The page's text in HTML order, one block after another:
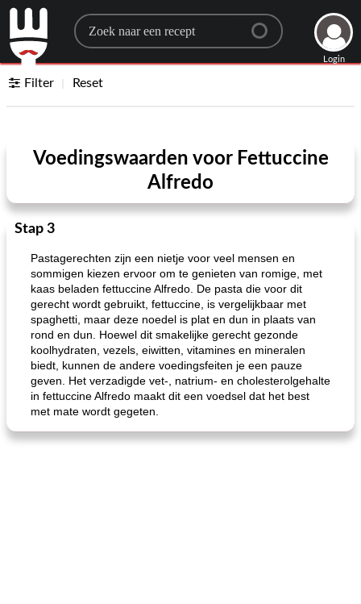
Search for a recipe
Login
Filter Reset
Voedingswaarden voor Fettuccine
Alfredo
Stap 3
Pastagerechten zijn een nietje voor veel mensen en
sommigen kiezen ervoor om te genieten van romige, met
kaas beladen fettuccine Alfredo. De pasta die voor dit
gerecht wordt gebruikt, fettuccine, is vergelijkbaar met
spaghetti, maar deze noedel is plat en dun in plaats van
rond en dun. Hoewel dit smakelijke gerecht gezonde
koolhydraten, vezels, eiwitten, vitamines en mineralen
biedt, kunnen de andere voedingsfeiten je een pauze
geven. Het verzadigde vet-, natrium- en cholesterolgehalte
in fettuccine Alfredo maakt dit een voedsel dat het best
met mate wordt gegeten.